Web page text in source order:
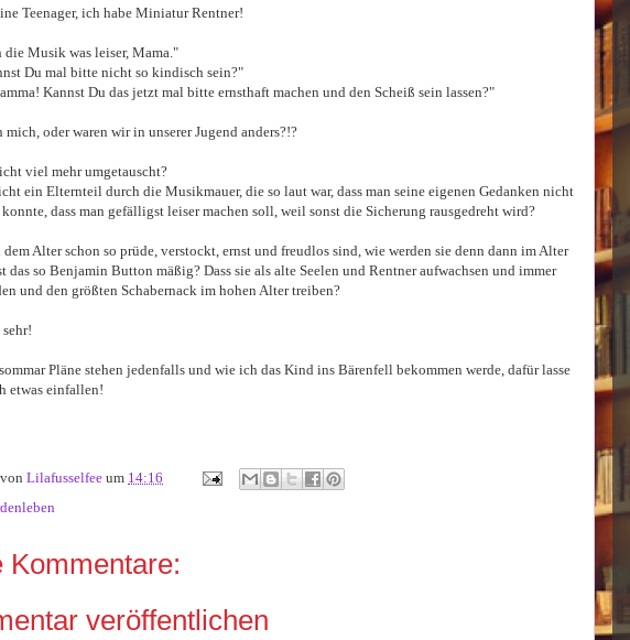
Teenager, ich habe Miniatur Rentner!
die Musik was leiser, Mama."
Du mal bitte nicht so kindisch sein?"
Kannst Du das jetzt mal bitte ernsthaft machen und den Scheiß sein lassen?"
mich, oder waren wir in unserer Jugend anders?!?
viel mehr umgetauscht?
ein Elternteil durch die Musikmauer, die so laut war, dass man seine eigenen Gedanken nicht
dass man gefälligst leiser machen soll, weil sonst die Sicherung rausgedreht wird?
dem Alter schon so prüde, verstockt, ernst und freudlos sind, wie werden sie denn dann im Alter
das so Benjamin Button mäßig? Dass sie als alte Seelen und Rentner aufwachsen und immer
und den größten Schabernack im hohen Alter treiben?
Pläne stehen jedenfalls und wie ich das Kind ins Bärenfell bekommen werde, dafür lasse
etwas einfallen!
Lilafusselfee um 14:16
Kommentare:
veröffentlichen